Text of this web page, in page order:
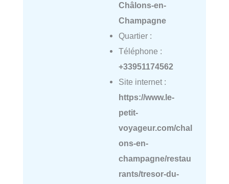
Châlons-en-
Champagne
Quartier :
Téléphone :
+33951174562
Site internet :
https://www.le-
petit-
voyageur.com/chal
ons-en-
champagne/restau
rants/tresor-du-